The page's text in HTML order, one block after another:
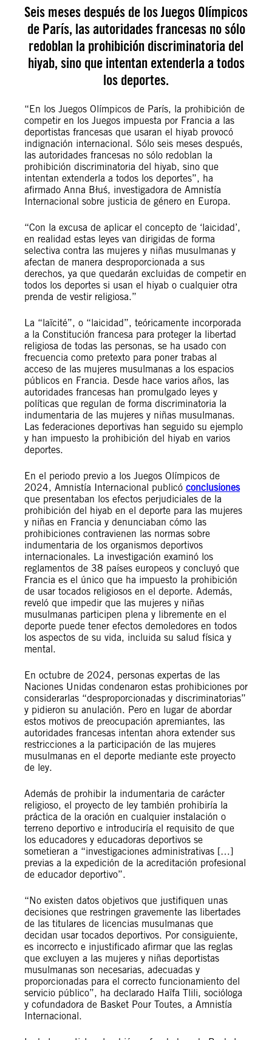
Seis meses después de los Juegos Olímpicos
de París, las autoridades francesas no sólo
redoblan la prohibición discriminatoria del
hiyab, sino que intentan extenderla a todos
los deportes.
“En los Juegos Olímpicos de París, la prohibición de
competir en los Juegos impuesta por Francia a las
deportistas francesas que usaran el hiyab provocó
indignación internacional. Sólo seis meses después,
las autoridades francesas no sólo redoblan la
prohibición discriminatoria del hiyab, sino que
intentan extenderla a todos los deportes”, ha
afirmado Anna Błuś, investigadora de Amnistía
Internacional sobre justicia de género en Europa.
“Con la excusa de aplicar el concepto de ‘laicidad’,
en realidad estas leyes van dirigidas de forma
selectiva contra las mujeres y niñas musulmanas y
afectan de manera desproporcionada a sus
derechos, ya que quedarán excluidas de competir en
todos los deportes si usan el hiyab o cualquier otra
prenda de vestir religiosa.”
La “laïcité”, o “laicidad”, teóricamente incorporada
a la Constitución francesa para proteger la libertad
religiosa de todas las personas, se ha usado con
frecuencia como pretexto para poner trabas al
acceso de las mujeres musulmanas a los espacios
públicos en Francia. Desde hace varios años, las
autoridades francesas han promulgado leyes y
políticas que regulan de forma discriminatoria la
indumentaria de las mujeres y niñas musulmanas.
Las federaciones deportivas han seguido su ejemplo
y han impuesto la prohibición del hiyab en varios
deportes.
En el periodo previo a los Juegos Olímpicos de
2024, Amnistía Internacional publicó conclusiones
que presentaban los efectos perjudiciales de la
prohibición del hiyab en el deporte para las mujeres
y niñas en Francia y denunciaban cómo las
prohibiciones contravienen las normas sobre
indumentaria de los organismos deportivos
internacionales. La investigación examinó los
reglamentos de 38 países europeos y concluyó que
Francia es el único que ha impuesto la prohibición
de usar tocados religiosos en el deporte. Además,
reveló que impedir que las mujeres y niñas
musulmanas participen plena y libremente en el
deporte puede tener efectos demoledores en todos
los aspectos de su vida, incluida su salud física y
mental.
En octubre de 2024, personas expertas de las
Naciones Unidas condenaron estas prohibiciones por
considerarlas “desproporcionadas y discriminatorias”
y pidieron su anulación. Pero en lugar de abordar
estos motivos de preocupación apremiantes, las
autoridades francesas intentan ahora extender sus
restricciones a la participación de las mujeres
musulmanas en el deporte mediante este proyecto
de ley.
Además de prohibir la indumentaria de carácter
religioso, el proyecto de ley también prohibiría la
práctica de la oración en cualquier instalación o
terreno deportivo e introduciría el requisito de que
los educadores y educadoras deportivos se
sometieran a “investigaciones administrativas […]
previas a la expedición de la acreditación profesional
de educador deportivo”.
“No existen datos objetivos que justifiquen unas
decisiones que restringen gravemente las libertades
de las titulares de licencias musulmanas que
decidan usar tocados deportivos. Por consiguiente,
es incorrecto e injustificado afirmar que las reglas
que excluyen a las mujeres y niñas deportistas
musulmanas son necesarias, adecuadas y
proporcionadas para el correcto funcionamiento del
servicio público”, ha declarado Haïfa Tlili, socióloga
y cofundadora de Basket Pour Toutes, a Amnistía
Internacional.